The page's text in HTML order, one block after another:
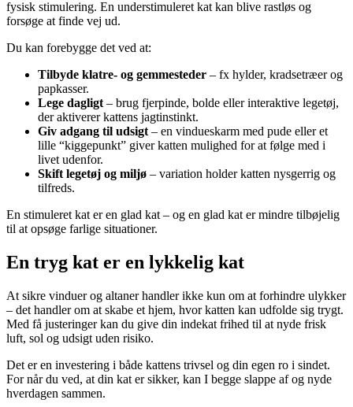
fysisk stimulering. En understimuleret kat kan blive rastløs og
forsøge at finde vej ud.
Du kan forebygge det ved at:
Tilbyde klatre- og gemmesteder – fx hylder, kradsetræer og
papkasser.
Lege dagligt – brug fjerpinde, bolde eller interaktive legetøj,
der aktiverer kattens jagtinstinkt.
Giv adgang til udsigt – en vindueskarm med pude eller et
lille “kiggepunkt” giver katten mulighed for at følge med i
livet udenfor.
Skift legetøj og miljø – variation holder katten nysgerrig og
tilfreds.
En stimuleret kat er en glad kat – og en glad kat er mindre tilbøjelig
til at opsøge farlige situationer.
En tryg kat er en lykkelig kat
At sikre vinduer og altaner handler ikke kun om at forhindre ulykker
– det handler om at skabe et hjem, hvor katten kan udfolde sig trygt.
Med få justeringer kan du give din indekat frihed til at nyde frisk
luft, sol og udsigt uden risiko.
Det er en investering i både kattens trivsel og din egen ro i sindet.
For når du ved, at din kat er sikker, kan I begge slappe af og nyde
hverdagen sammen.